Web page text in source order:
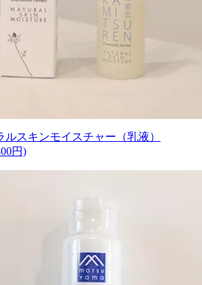
ルスキンモイスチャー（乳液）
円)